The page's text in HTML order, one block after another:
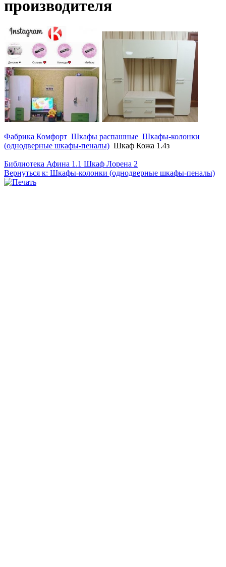
производителя
Фабрика Комфорт Шкафы распашные Шкафы-колонки
(однодверные шкафы-пеналы) Шкаф Кожа 1.4з
Библиотека Афина 1.1 Шкаф Лорена 2
Вернуться к: Шкафы-колонки (однодверные шкафы-пеналы)